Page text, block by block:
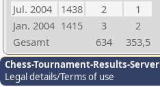
Jul. 2004
1438 2
1
Jan. 2004 1415 3
2
Gesamt
634 353,5
Chess-Tournament-Results-Server
Legal details/Terms of use